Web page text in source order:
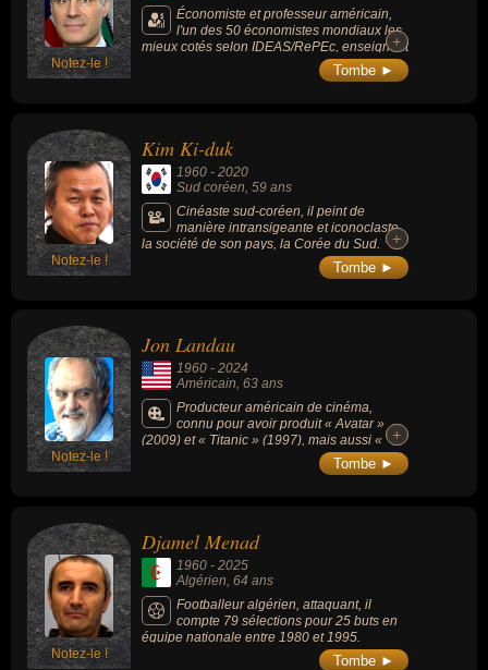
Notez-le !
Économiste et professeur américain,
l'un des 50 économistes mondiaux les
mieux cotés selon IDEAS/RePEc, enseignant
à l'université de Princeton et chercheur
associé au National Bureau of Economic
d’Obama.
+
+
Tombe ►
Notez-le !
Kim Ki-duk
1960 - 2020
Sud coréen , 59 ans
Cinéaste sud-coréen, il peint de
manière intransigeante et iconoclaste
la société de son pays, la Corée du Sud.
Parmi ses films connus : « L'Île » (2000,
drame), « Printemps, été, automne, hiver… et
+
+
Tombe ►
Notez-le !
Jon Landau
1960 - 2024
Américain, 63 ans
Producteur américain de cinéma,
connu pour avoir produit « Avatar »
(2009) et « Titanic » (1997), mais aussi «
Chérie, j’ai rétréci les gosses » (1989), «
+
+
Tombe ►
Notez-le !
Djamel Menad
1960 - 2025
Algérien , 64 ans
Footballeur algérien, attaquant, il
compte 79 sélections pour 25 buts en
équipe nationale entre 1980 et 1995.
Tombe ►